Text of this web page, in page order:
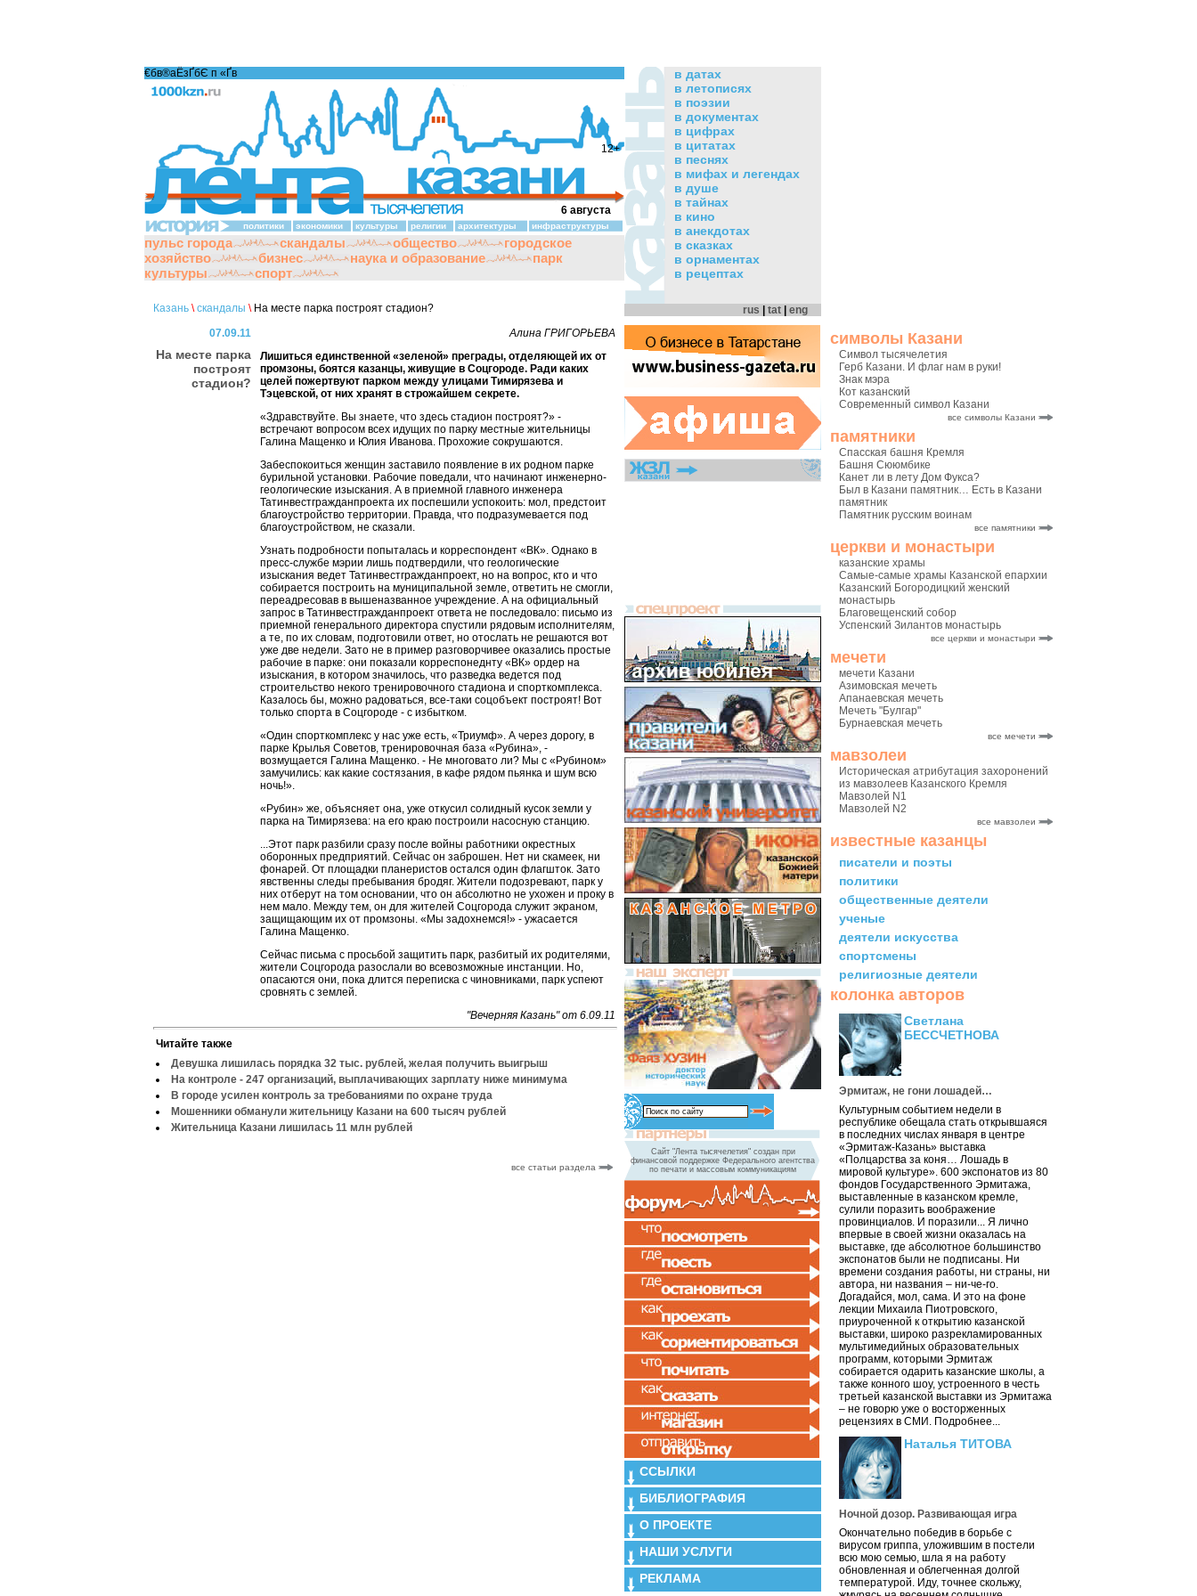
символы Казани
Символ тысячелетия
Герб Казани. И флаг нам в руки!
Знак мэра
Кот казанский
Современный символ Казани
все символы Казани
памятники
Спасская башня Кремля
Башня Сююмбике
Канет ли в лету Дом Фукса?
Был в Казани памятник… Есть в Казани
памятник
Памятник русским воинам
все памятники
церкви и монастыри
казанские храмы
Самые-самые храмы Казанской епархии
Казанский Богородицкий женский
монастырь
Благовещенский собор
Успенский Зилантов монастырь
все церкви и монастыри
мечети
мечети Казани
Азимовская мечеть
Апанаевская мечеть
Мечеть "Булгар"
Бурнаевская мечеть
все мечети
мавзолеи
Историческая атрибутация захоронений
из мавзолеев Казанского Кремля
Мавзолей N1
Мавзолей N2
все мавзолеи
известные казанцы
писатели и поэты
политики
общественные деятели
ученые
деятели искусства
спортсмены
религиозные деятели
колонка авторов
Светлана
БЕССЧЕТНОВА
Эрмитаж, не гони лошадей…
Культурным событием недели в
республике обещала стать открывшаяся
в последних числах января в центре
«Эрмитаж-Казань» выставка
«Полцарства за коня… Лошадь в
мировой культуре». 600 экспонатов из 80
фондов Государственного Эрмитажа,
выставленные в казанском кремле,
сулили поразить воображение
провинциалов. И поразили... Я лично
впервые в своей жизни оказалась на
выставке, где абсолютное большинство
экспонатов были не подписаны. Ни
времени создания работы, ни страны, ни
автора, ни названия – ни-че-го.
Догадайся, мол, сама. И это на фоне
лекции Михаила Пиотровского,
приуроченной к открытию казанской
выставки, широко разрекламированных
мультимедийных образовательных
программ, которыми Эрмитаж
собирается одарить казанские школы, а
также конного шоу, устроенного в честь
третьей казанской выставки из Эрмитажа
– не говорю уже о восторженных
рецензиях в СМИ. Подробнее...
Наталья ТИТОВА
Ночной дозор. Развивающая игра
Окончательно победив в борьбе с
вирусом гриппа, уложившим в постели
всю мою семью, шла я на работу
обновленная и облегченная долгой
температурой. Иду, точнее скольжу,
12+
€бв®аЁзҐбЄ п «Ґ­в
6 августа
политики экономики культуры религии архитектуры инфраструктуры
пульс города скандалы общество
городское
хозяйство
бизнес наука и образование
парк
культуры
спорт
Казань \ скандалы \На месте парка построят стадион?
07.09.11
На месте парка
построят
стадион?
Алина ГРИГОРЬЕВА
Лишиться единственной «зеленой» преграды, отделяющей их от
промзоны, боятся казанцы, живущие в Соцгороде. Ради каких
целей пожертвуют парком между улицами Тимирязева и
Тэцевской, от них хранят в строжайшем секрете.
«Здравствуйте. Вы знаете, что здесь стадион построят?» -
встречают вопросом всех идущих по парку местные жительницы
Галина Мащенко и Юлия Иванова. Прохожие сокрушаются.
Забеспокоиться женщин заставило появление в их родном парке
бурильной установки. Рабочие поведали, что начинают инженерно-
геологические изыскания. А в приемной главного инженера
Татинвестгражданпроекта их поспешили успокоить: мол, предстоит
благоустройство территории. Правда, что подразумевается под
благоустройством, не сказали.
Узнать подробности попыталась и корреспондент «ВК». Однако в
пресс-службе мэрии лишь подтвердили, что геологические
изыскания ведет Татинвестгражданпроект, но на вопрос, кто и что
собирается построить на муниципальной земле, ответить не смогли,
переадресовав в вышеназванное учреждение. А на официальный
запрос в Татинвестгражданпроект ответа не последовало: письмо из
приемной генерального директора спустили рядовым исполнителям,
а те, по их словам, подготовили ответ, но отослать не решаются вот
уже две недели. Зато не в пример разговорчивее оказались простые
рабочие в парке: они показали корреспонеднту «ВК» ордер на
изыскания, в котором значилось, что разведка ведется под
строительство некого тренировочного стадиона и спорткомплекса.
Казалось бы, можно радоваться, все-таки соцобъект построят! Вот
только спорта в Соцгороде - с избытком.
«Один спорткомплекс у нас уже есть, «Триумф». А через дорогу, в
парке Крылья Советов, тренировочная база «Рубина», -
возмущается Галина Мащенко. - Не многовато ли? Мы с «Рубином»
замучились: как какие состязания, в кафе рядом пьянка и шум всю
ночь!».
«Рубин» же, объясняет она, уже откусил солидный кусок земли у
парка на Тимирязева: на его краю построили насосную станцию.
...Этот парк разбили сразу после войны работники окрестных
оборонных предприятий. Сейчас он заброшен. Нет ни скамеек, ни
фонарей. От площадки планеристов остался один флагшток. Зато
явственны следы пребывания бродяг. Жители подозревают, парк у
них отберут на том основании, что он абсолютно не ухожен и проку в
нем мало. Между тем, он для жителей Соцгорода служит экраном,
защищающим их от промзоны. «Мы задохнемся!» - ужасается
Галина Мащенко.
Сейчас письма с просьбой защитить парк, разбитый их родителями,
жители Соцгорода разослали во всевозможные инстанции. Но,
опасаются они, пока длится переписка с чиновниками, парк успеют
сровнять с землей.
"Вечерняя Казань" от 6.09.11
Читайте также
Девушка лишилась порядка 32 тыс. рублей, желая получить выигрыш
На контроле - 247 организаций, выплачивающих зарплату ниже минимума
В городе усилен контроль за требованиями по охране труда
Мошенники обманули жительницу Казани на 600 тысяч рублей
Жительница Казани лишилась 11 млн рублей
все статьи раздела
в датах
в летописях
в поэзии
в документах
в цифрах
в цитатах
в песнях
в мифах и легендах
в душе
в тайнах
в кино
в анекдотах
в сказках
в орнаментах
в рецептах
rus tat eng
Сайт "Лента тысячелетия" создан при
финансовой поддержке Федерального агентства
по печати и массовым коммуникациям
ССЫЛКИ
БИБЛИОГРАФИЯ
О ПРОЕКТЕ
НАШИ УСЛУГИ
РЕКЛАМА